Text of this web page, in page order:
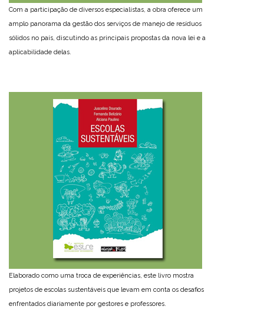
Com a participação de diversos especialistas, a obra oferece um
amplo panorama da gestão dos serviços de manejo de resíduos
sólidos no país, discutindo as principais propostas da nova lei e a
aplicabilidade delas.
Elaborado como uma troca de experiências, este livro mostra
projetos de escolas sustentáveis que levam em conta os desafios
enfrentados diariamente por gestores e professores.